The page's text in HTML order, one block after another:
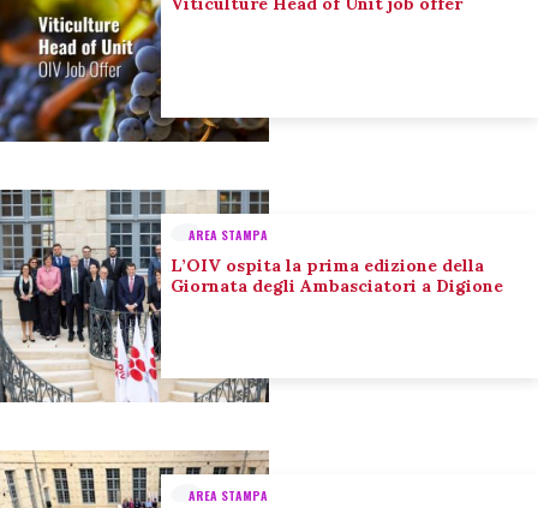
AREA STAMPA
L’OIV ospita la prima edizione della
Giornata degli Ambasciatori a Digione
AREA STAMPA